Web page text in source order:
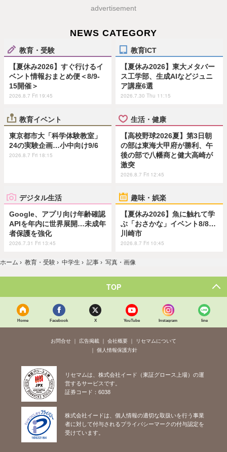
advertisement
NEWS CATEGORY
教育・受験
【夏休み2026】すぐ行けるイ
ベント情報おまとめ便＜8/9-
15開催＞
2026.8.7 Fri 19:45
教育ICT
【夏休み2026】東大メタバー
ス工学部、生成AIなどジュニ
ア講座6選
2026.7.30 Thu 11:15
教育イベント
東京都市大「科学体験教室」
24の実験企画…小中向け9/6
2026.8.7 Fri 18:15
生活・健康
【高校野球2026夏】第3日朝
の部は東海大甲府が勝利、午
後の部で八幡商と健大高崎が
激突
2026.8.7 Fri 12:45
デジタル生活
Google、アプリ向け年齢確認
APIを年内に世界展開…未成年
者保護を強化
2026.7.31 Fri 13:45
趣味・娯楽
【夏休み2026】魚に触れて学
ぶ「おさかな」イベント8/8…
川崎市
2026.8.7 Fri 10:45
ホーム › 教育・受験 › 中学生 › 記事 › 写真・画像
TOP
Home Facebook X YouTube Instagram line
お問合せ 広告掲載 会社概要
リセマムについて
個人情報保護方針
リセマムは、株式会社イード（東証グロース上場）の運
営するサービスです。
証券コード：6038
株式会社イードは、個人情報の適切な取扱いを行う事業
者に対して付与されるプライバシーマークの付与認定を
受けています。